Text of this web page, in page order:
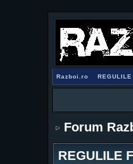
Razboi.ro REGULILE
Forum
REGULILE